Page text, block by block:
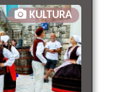
KULTURA